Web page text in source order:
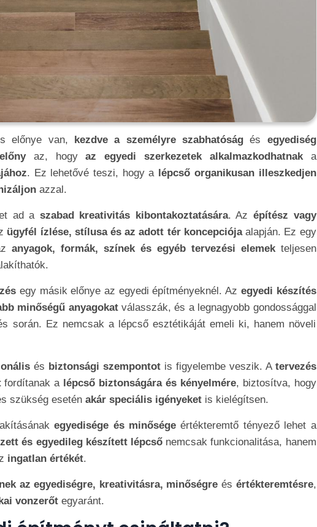
előnye van, kezdve a személyre szabhatóságés egyediség
az, hogyaz egyedi szerkezetek alkalmazkodhatnak
a
. Ez lehetővé teszi, hogy alépcső organikusan illeszkedjen
azzal.
ad a szabad kreativitás kibontakoztatására. Az építész vagy
ügyfél ízlése, stílusa és az adott tér koncepciójaalapján. Ez egy
anyagok, formák, színek és egyéb tervezési elemekteljesen
egy másik előnye az egyedi építményeknél. Az egyedi készítés
minőségű anyagokatválasszák, és a legnagyobb gondossággal
során. Ez nemcsak a lépcső esztétikáját emeli ki, hanem növeli
és biztonsági szempontotis figyelembe veszik. A tervezés
fordítanak alépcső biztonságára és kényelmére, biztosítva, hogy
szükség esetén akár speciális igényeket is kielégítsen.
egyedisége és minőségeértékteremtő tényező lehet a
és egyedileg készített lépcsőnemcsak funkcionalitása, hanem
ingatlan értékét.
az egyediségre, kreativitásra, minőségre és értékteremtésre,
vonzerőt egyaránt.